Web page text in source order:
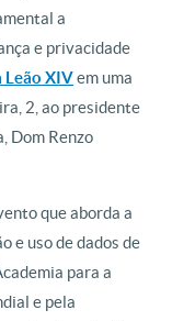
a
e privacidade
Leão XIVem uma
2, ao presidente
Dom Renzo
que aborda a
e uso de dados de
para a
e pela